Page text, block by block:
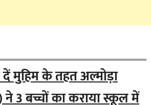
दें मुहिम के तहत अल्मोड़ा
3 बच्चों का कराया स्कूल में